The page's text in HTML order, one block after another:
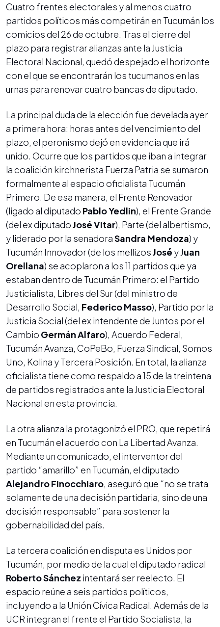
Cuatro frentes electorales y al menos cuatro
partidos políticos más competirán en Tucumán los
comicios del 26 de octubre. Tras el cierre del
plazo para registrar alianzas ante la Justicia
Electoral Nacional, quedó despejado el horizonte
con el que se encontrarán los tucumanos en las
urnas para renovar cuatro bancas de diputado.
La principal duda de la elección fue develada ayer
a primera hora: horas antes del vencimiento del
plazo, el peronismo dejó en evidencia que irá
unido. Ocurre que los partidos que iban a integrar
la coalición kirchnerista Fuerza Patria se sumaron
formalmente al espacio oficialista Tucumán
Primero. De esa manera, el Frente Renovador
(ligado al diputado Pablo Yedlin), el Frente Grande
(del ex diputado José Vitar), Parte (del albertismo,
y liderado por la senadoraSandra Mendoza) y
Tucumán Innovador (de los mellizos José y Juan
Orellana) se acoplaron a los 11 partidos que ya
estaban dentro de Tucumán Primero: el Partido
Justicialista, Libres del Sur (del ministro de
Desarrollo Social, Federico Masso), Partido por la
Justicia Social (del ex intendente de Juntos por el
Cambio Germán Alfaro), Acuerdo Federal,
Tucumán Avanza, CoPeBo, Fuerza Sindical, Somos
Uno, Kolina y Tercera Posición. En total, la alianza
oficialista tiene como respaldo a 15 de la treintena
de partidos registrados ante la Justicia Electoral
Nacional en esta provincia.
La otra alianza la protagonizó el PRO, que repetirá
en Tucumán el acuerdo con La Libertad Avanza.
Mediante un comunicado, el interventor del
partido “amarillo” en Tucumán, el diputado
Alejandro Finocchiaro , aseguró que “no se trata
solamente de una decisión partidaria, sino de una
decisión responsable” para sostener la
gobernabilidad del país.
La tercera coalición en disputa es Unidos por
Tucumán, por medio de la cual el diputado radical
Roberto Sánchez intentará ser reelecto. El
espacio reúne a seis partidos políticos,
incluyendo a la Unión Cívica Radical. Además de la
UCR integran el frente el Partido Socialista, la